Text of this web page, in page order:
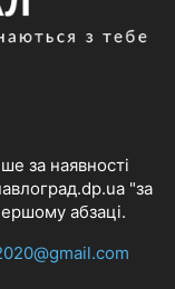
за наявності
"за
абзаці.